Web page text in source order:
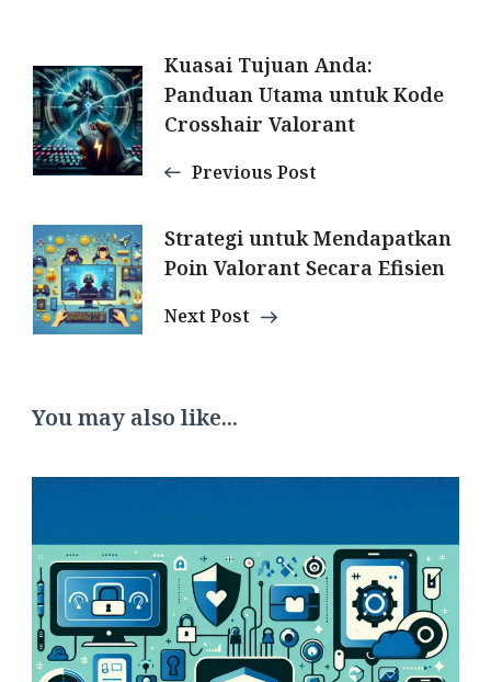
Post
Navigation
Kuasai Tujuan Anda:
Panduan Utama untuk Kode
Crosshair Valorant
Previous Post
Strategi untuk Mendapatkan
Poin Valorant Secara Efisien
Next Post
You may also like...